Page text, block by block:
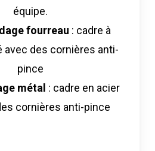
équipe.
fourreau : cadre à
avec des cornières anti-
pince
métal : cadre en acier
cornières anti-pince